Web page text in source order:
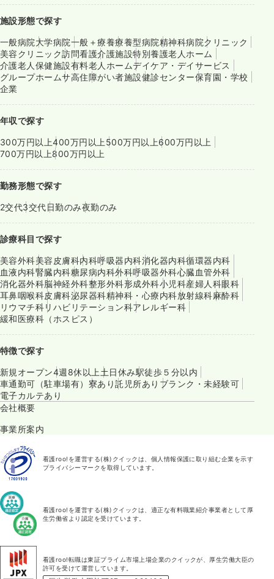
施設形態で探す
一般病院大学病院一般＋療養療養型病院精神科病院クリニック
美容クリニック訪問看護介護施設特別養護老人ホーム
介護老人保健施設有料老人ホームデイケア・デイサービス
グループホームサ高住障がい者施設健診センター保育園・学校
企業
年収で探す
300万円以上400万円以上 500万円以上600万円以上
700万円以上800万円以上
勤務形態で探す
2交代3交代日勤のみ夜勤のみ
診療科目で探す
美容外科美容皮膚科内科呼吸器内科消化器内科循環器内科
血液内科腎臓内科糖尿病内科外科呼吸器外科心臓血管外科
消化器外科脳神経外科整形外科形成外科小児科産婦人科眼科
耳鼻咽喉科皮膚科泌尿器科精神科・心療内科放射線科麻酔科
リウマチ科リハビリテーション科アレルギー科
緩和医療科（ホスピス）
特徴で探す
新規オープン4週8休以上 土日休み駅徒歩５分以内
車通勤可（駐車場有） 寮あり託児所あり ブランク・未経験可
電子カルテあり
会社概要
事業所案内
看護roo!を運営する(株)クイックは、個人情報保護に取り組む企業を示す
プライバシーマークを取得しています。
看護roo!を運営する(株)クイックは、適正な有料職業紹介事業者として厚
生労働省より認定を受けています。
看護roo!転職は東証プライム市場上場企業のクイックが、厚生労働大臣の
許可を受けて運営しています。